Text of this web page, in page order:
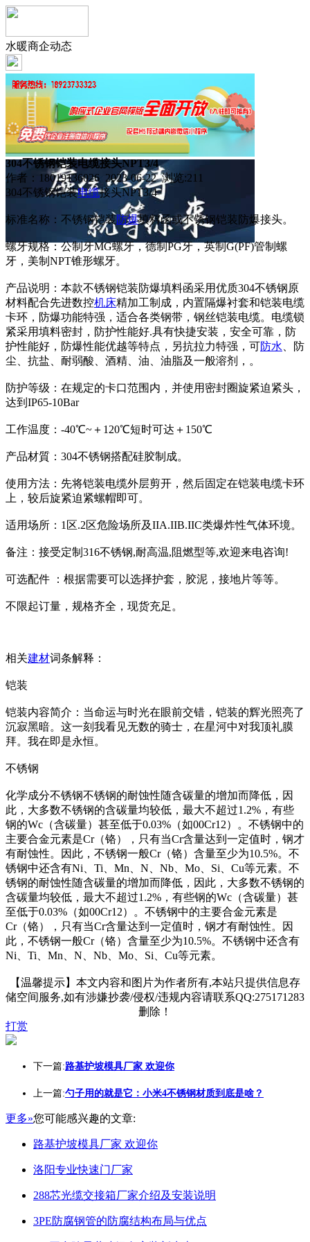
水暖商企动态
304不锈钢铠装电缆接头NPT3/4
作者：18019136026 2023-06-22 浏览:211
304不锈钢铠装电缆接头NPT3/4
标准名称：不锈钢铠装防爆填料函或不锈钢铠装防爆接头。
螺牙规格：公制牙MG螺牙，德制PG牙，英制G(PF)管制螺
牙，美制NPT锥形螺牙。
产品说明：本款不锈钢铠装防爆填料函采用优质304不锈钢原
材料配合先进数控机床精加工制成，内置隔爆衬套和铠装电缆
卡环，防爆功能特强，适合各类钢带，钢丝铠装电缆。电缆锁
紧采用填料密封，防护性能好.具有快捷安装，安全可靠，防
护性能好，防爆性能优越等特点，另抗拉力特强，可防水 、防
尘、抗盐、耐弱酸、酒精、油、油脂及一般溶剂，。
防护等级：在规定的卡口范围内，并使用密封圈旋紧迫紧头，
达到IP65-10Bar
工作温度：-40℃~＋120℃短时可达＋150℃
产品材質：304不锈钢搭配硅胶制成。
使用方法：先将铠装电缆外层剪开，然后固定在铠装电缆卡环
上，较后旋紧迫紧螺帽即可。
适用场所：1区.2区危险场所及IIA.IIB.IIC类爆炸性气体环境。
备注：接受定制316不锈钢,耐高温,阻燃型等,欢迎来电咨询!
可选配件 ：根据需要可以选择护套，胶泥，接地片等等。
不限起订量，规格齐全，现货充足。
相关建材词条解释：
铠装
铠装内容简介：当命运与时光在眼前交错，铠装的辉光照亮了
沉寂黑暗。这一刻我看见无数的骑士，在星河中对我顶礼膜
拜。我在即是永恒。
不锈钢
化学成分不锈钢不锈钢的耐蚀性随含碳量的增加而降低，因
此，大多数不锈钢的含碳量均较低，最大不超过1.2%，有些
钢的Wc（含碳量）甚至低于0.03%（如00Cr12）。不锈钢中的
主要合金元素是Cr（铬），只有当Cr含量达到一定值时，钢才
有耐蚀性。因此，不锈钢一般Cr（铬）含量至少为10.5%。不
锈钢中还含有Ni、Ti、Mn、N、Nb、Mo、Si、Cu等元素。不
锈钢的耐蚀性随含碳量的增加而降低，因此，大多数不锈钢的
含碳量均较低，最大不超过1.2%，有些钢的Wc（含碳量）甚
至低于0.03%（如00Cr12）。不锈钢中的主要合金元素是
Cr（铬），只有当Cr含量达到一定值时，钢才有耐蚀性。因
此，不锈钢一般Cr（铬）含量至少为10.5%。不锈钢中还含有
Ni、Ti、Mn、N、Nb、Mo、Si、Cu等元素。
【温馨提示】本文内容和图片为作者所有,本站只提供信息存
储空间服务,如有涉嫌抄袭/侵权/违规内容请联系QQ:275171283
删除！
打赏
下一篇:路基护坡模具厂家 欢迎你
上一篇:勺子用的就是它：小米4不锈钢材质到底是啥？
更多»您可能感兴趣的文章:
路基护坡模具厂家 欢迎你
洛阳专业快速门厂家
288芯光缆交接箱厂家介绍及安装说明
3PE防腐钢管的防腐结构布局与优点